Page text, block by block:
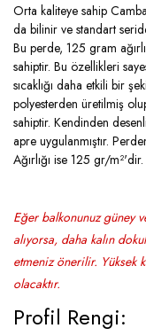
Orta kaliteye sahip
da bilinir ve standart
Bu perde, 125 gram
sahiptir. Bu özellikleri
sıcaklığı daha etkili bir
polyesterden üretilmiş
sahiptir. Kendinden
apre uygulanmıştır.
Ağırlığı ise 125 gr/m²'dir.
Eğer balkonunuz güney
alıyorsa, daha kalın
etmeniz önerilir. Yüksek
olacaktır.
Profil Rengi: